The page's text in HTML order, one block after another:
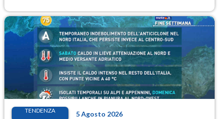
TENDENZA 5 Agosto 2026